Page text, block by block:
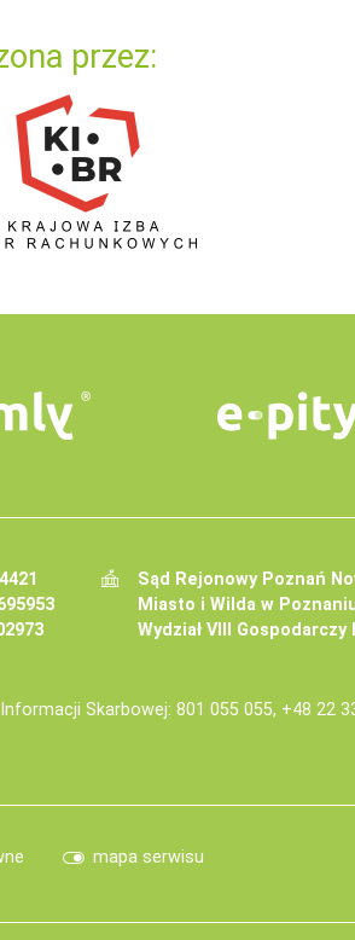
przez:
Sąd Rejonowy Poznań
Miasto i Wilda w
Wydział VIII Gospodarczy
Skarbowej: 801 055 055, +48 22
mapa serwisu